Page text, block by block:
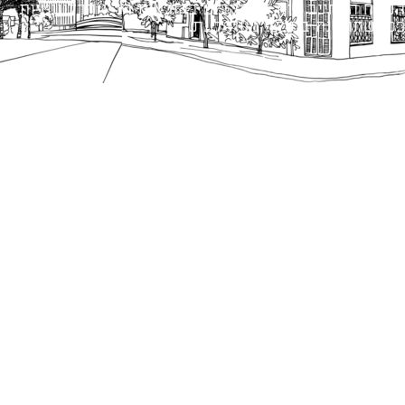
הנוסח המחייב הוא זה הקבוע בהוראות הדין הרלוונטיות
כפי שתהיינה בתוקף מעת לעת.